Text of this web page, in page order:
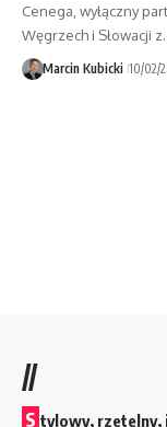
Cenega, wyłączny
Węgrzech i Słowacji
Marcin Kubicki 10/02/
//
S tylowy, rzetelny,